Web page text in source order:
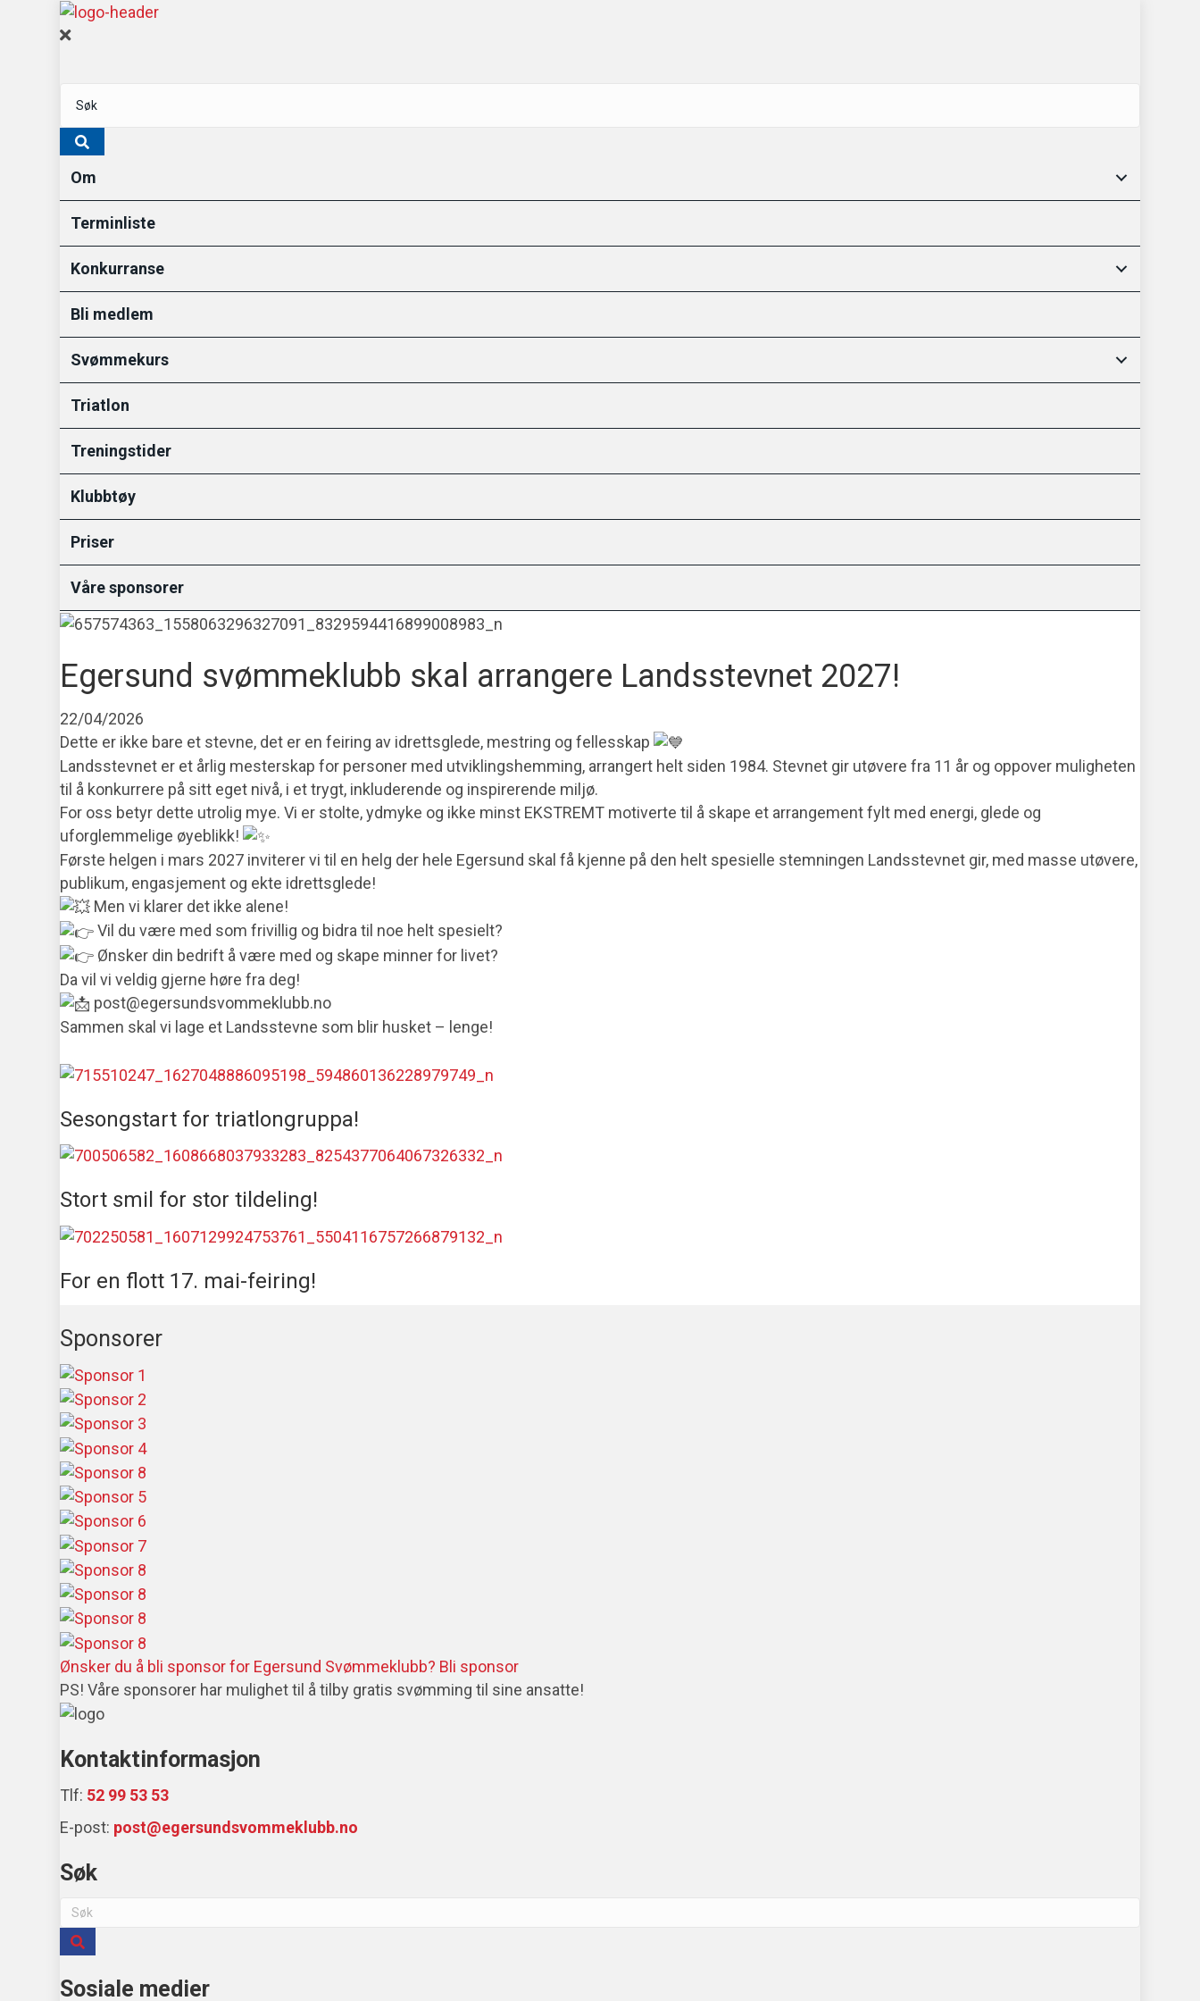
Om
Terminliste
Konkurranse
Bli medlem
Svømmekurs
Triatlon
Treningstider
Klubbtøy
Priser
Våre sponsorer
Egersund svømmeklubb skal arrangere Landsstevnet 2027!
22/04/2026
Dette er ikke bare et stevne, det er en feiring av idrettsglede, mestring og fellesskap
Landsstevnet er et årlig mesterskap for personer med utviklingshemming, arrangert helt siden 1984. Stevnet gir utøvere fra 11 år og oppover muligheten
til å konkurrere på sitt eget nivå, i et trygt, inkluderende og inspirerende miljø.
For oss betyr dette utrolig mye. Vi er stolte, ydmyke og ikke minst EKSTREMT motiverte til å skape et arrangement fylt med energi, glede og
uforglemmelige øyeblikk!
Første helgen i mars 2027 inviterer vi til en helg der hele Egersund skal få kjenne på den helt spesielle stemningen Landsstevnet gir, med masse utøvere,
publikum, engasjement og ekte idrettsglede!
Men vi klarer det ikke alene!
Vil du være med som frivillig og bidra til noe helt spesielt?
Ønsker din bedrift å være med og skape minner for livet?
Da vil vi veldig gjerne høre fra deg!
post@egersundsvommeklubb.no
Sammen skal vi lage et Landsstevne som blir husket – lenge!
Sesongstart for triatlongruppa!
Stort smil for stor tildeling!
For en flott 17. mai-feiring!
Sponsorer
Ønsker du å bli sponsor for Egersund Svømmeklubb? Bli sponsor
PS! Våre sponsorer har mulighet til å tilby gratis svømming til sine ansatte!
Kontaktinformasjon
Tlf: 52 99 53 53
E-post: post@egersundsvommeklubb.no
Søk
Sosiale medier